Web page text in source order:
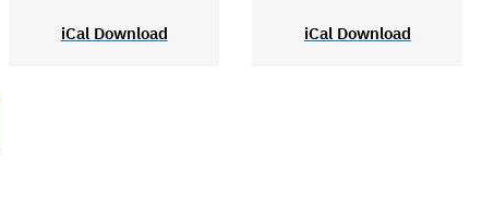
iCal Download iCal Download